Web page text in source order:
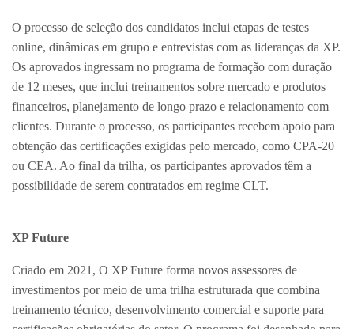
O processo de seleção dos candidatos inclui etapas de testes
online, dinâmicas em grupo e entrevistas com as lideranças da XP.
Os aprovados ingressam no programa de formação com duração
de 12 meses, que inclui treinamentos sobre mercado e produtos
financeiros, planejamento de longo prazo e relacionamento com
clientes. Durante o processo, os participantes recebem apoio para
obtenção das certificações exigidas pelo mercado, como CPA-20
ou CEA. Ao final da trilha, os participantes aprovados têm a
possibilidade de serem contratados em regime CLT.
XP Future
Criado em 2021, O XP Future forma novos assessores de
investimentos por meio de uma trilha estruturada que combina
treinamento técnico, desenvolvimento comercial e suporte para